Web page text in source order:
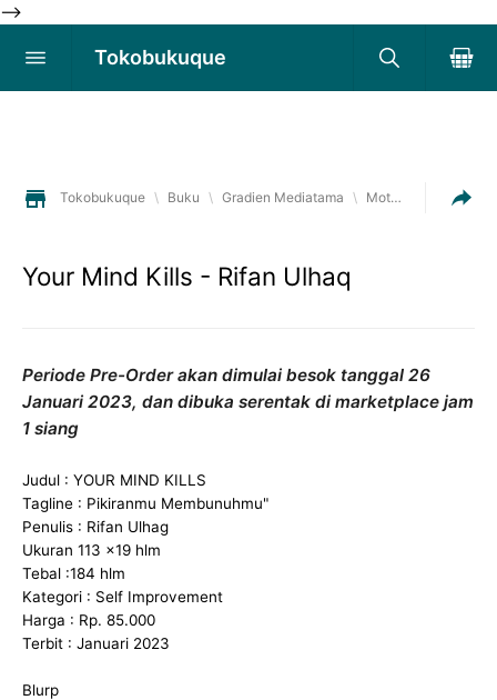
-->
Tokobukuque
Tokobukuque \ Buku \ Gradien Mediatama \ Motivasi. Self Improvement
Your Mind Kills - Rifan Ulhaq
Periode Pre-Order akan dimulai besok tanggal 26
Januari 2023, dan dibuka serentak di marketplace jam
1 siang
Judul : YOUR MIND KILLS
Tagline : Pikiranmu Membunuhmu"
Penulis : Rifan Ulhag
Ukuran 113 x19 hlm
Tebal :184 hlm
Kategori : Self Improvement
Harga : Rp. 85.000
Terbit : Januari 2023
Blurp